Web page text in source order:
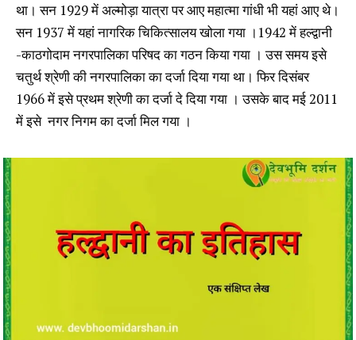
था। सन 1929 में अल्मोड़ा यात्रा पर आए महात्मा गांधी भी यहां आए थे।
सन 1937 में यहां नागरिक चिकित्सालय खोला गया ।1942 में हल्द्वानी
-काठगोदाम नगरपालिका परिषद का गठन किया गया । उस समय इसे
चतुर्थ श्रेणी की नगरपालिका का दर्जा दिया गया था। फिर दिसंबर
1966 में इसे प्रथम श्रेणी का दर्जा दे दिया गया । उसके बाद मई 2011
में इसे नगर निगम का दर्जा मिल गया ।